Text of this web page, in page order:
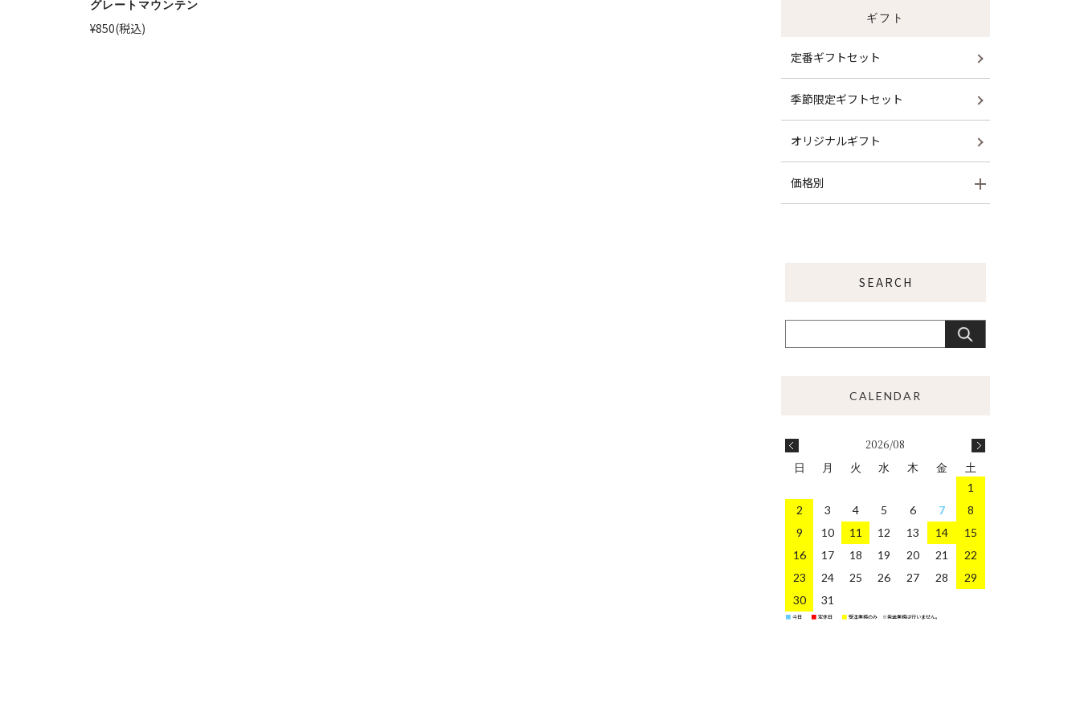
グレートマウンテン
¥850(税込)
ギフト
定番ギフトセット
季節限定ギフトセット
オリジナルギフト
価格別
2026/08
日 月 火 水 木 金
土
1
2
3 4 5 6 7
8
9
10 11 12 13 14
15
16
17 18 19 20 21
22
23
24 25 26 27 28
29
30
31
■ 今日 ■ 定休日 ■ 受注業務のみ ※発送業務は行いません。